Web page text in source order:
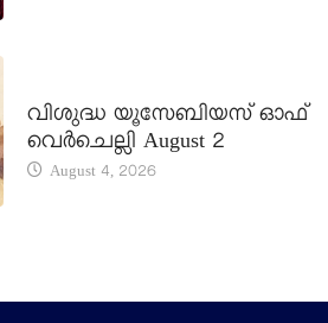
വിശുദ്ധ യൂസേബിയസ് ഓഫ്
വെർചെല്ലി August 2
August 4, 2026